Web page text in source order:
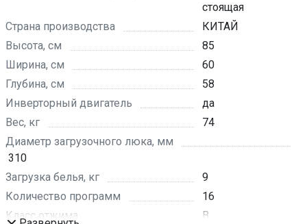
стоящая
Страна производства
КИТАЙ
Высота, см
85
Ширина, см
60
Глубина, см
58
Инверторный двигатель
да
Вес, кг
74
Диаметр загрузочного люка, мм
310
Загрузка белья, кг
9
Количество программ
16
Класс отжима
B